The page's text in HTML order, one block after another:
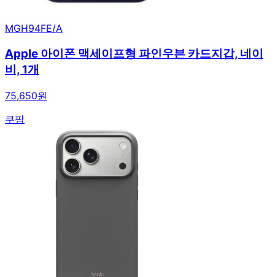
MGH94FE/A
Apple 아이폰 맥세이프형 파인우븐 카드지갑, 네이
비, 1개
75,650원
쿠팡